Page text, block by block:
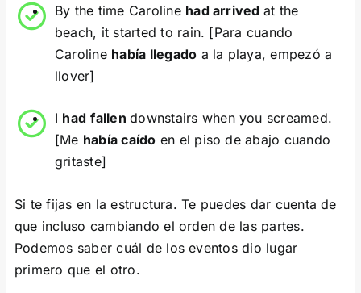
By the time Caroline had arrived at the
beach, it started to rain. [Para cuando
Caroline había llegado a la playa, empezó a
llover]
I had fallendownstairs when you screamed.
[Me había caído en el piso de abajo cuando
gritaste]
Si te fijas en la estructura. Te puedes dar cuenta de
que incluso cambiando el orden de las partes.
Podemos saber cuál de los eventos dio lugar
primero que el otro.